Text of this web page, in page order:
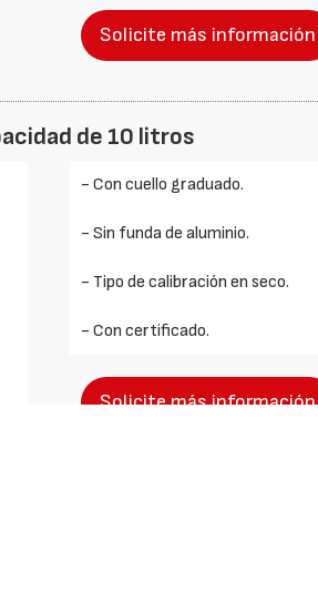
Solicite más información
de 10 litros
- Con cuello graduado.
- Sin funda de aluminio.
- Tipo de calibración en seco.
- Con certificado.
Solicite más información